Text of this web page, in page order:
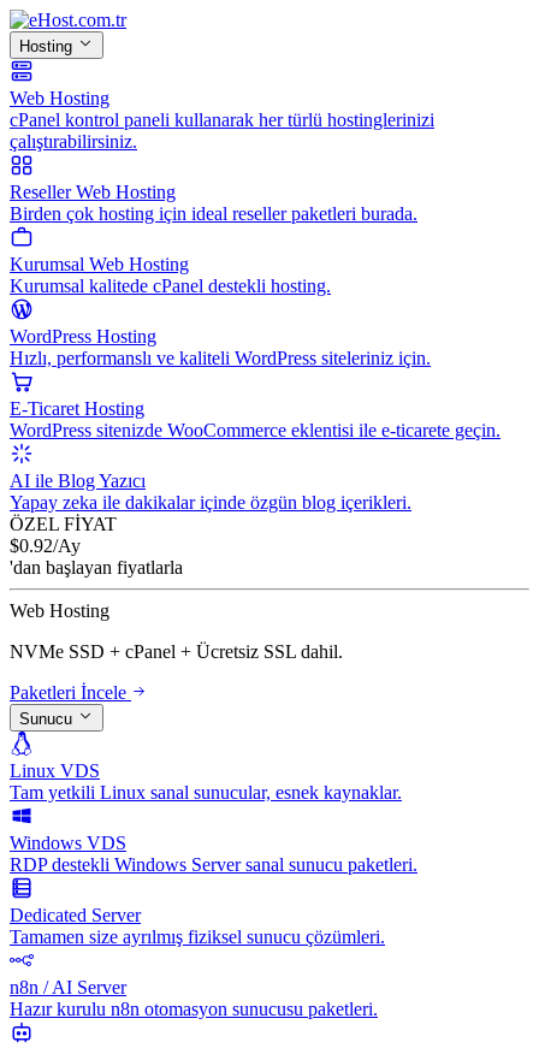
Hosting
Web Hosting
cPanel kontrol paneli kullanarak her türlü hostinglerinizi
çalıştırabilirsiniz.
Reseller Web Hosting
Birden çok hosting için ideal reseller paketleri burada.
Kurumsal Web Hosting
Kurumsal kalitede cPanel destekli hosting.
WordPress Hosting
Hızlı, performanslı ve kaliteli WordPress siteleriniz için.
E-Ticaret Hosting
WordPress sitenizde WooCommerce eklentisi ile e-ticarete geçin.
AI ile Blog Yazıcı
Yapay zeka ile dakikalar içinde özgün blog içerikleri.
ÖZEL FİYAT
$0.92/Ay
'dan başlayan fiyatlarla
Web Hosting
NVMe SSD + cPanel + Ücretsiz SSL dahil.
Paketleri İncele
Sunucu
Linux VDS
Tam yetkili Linux sanal sunucular, esnek kaynaklar.
Windows VDS
RDP destekli Windows Server sanal sunucu paketleri.
Dedicated Server
Tamamen size ayrılmış fiziksel sunucu çözümleri.
n8n / AI Server
Hazır kurulu n8n otomasyon sunucusu paketleri.